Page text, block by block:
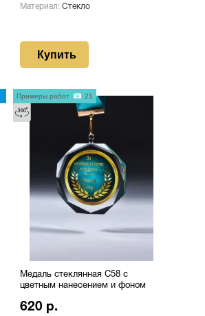
Материал: Стекло
Купить
Медаль стеклянная C58 с
цветным нанесением и фоном
620 р.
Примеры работ 21